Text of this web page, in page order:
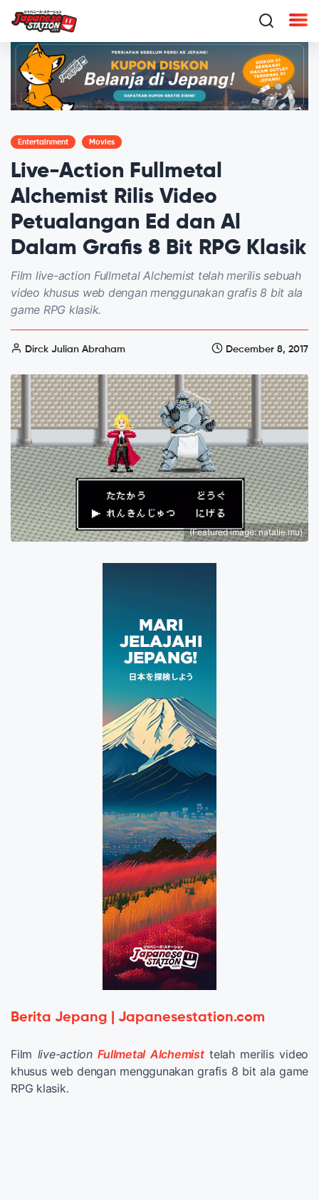
Entertainment Movies
Live-Action Fullmetal
Alchemist Rilis Video
Petualangan Ed dan Al
Dalam Grafis 8 Bit RPG Klasik
Film live-action Fullmetal Alchemist telah merilis sebuah
video khusus web dengan menggunakan grafis 8 bit ala
game RPG klasik.
Dirck Julian Abraham December 8, 2017
(Featured image: natalie.mu)
Berita Jepang | Japanesestation.com
Film live-actionFullmetal Alchemist telah merilis video
khusus web dengan menggunakan grafis 8 bit ala game
RPG klasik.